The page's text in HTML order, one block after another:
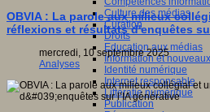
Culture des médias
Curation
Droits
Education aux médias
Information et
Identité numérique
Internet responsable
Littératie numérique
Publication
OBVIA : La parole aux milieux
réflexions et résultats d'enquêtes
mercredi, 10 septembre 2025
Analyses